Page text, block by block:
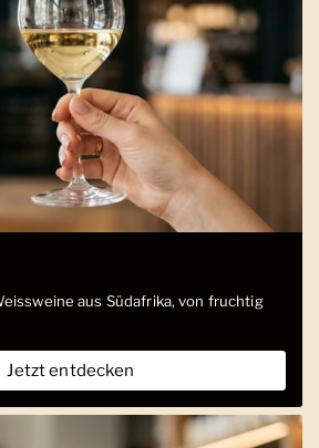
aus Südafrika, von fruchtig
Jetzt entdecken